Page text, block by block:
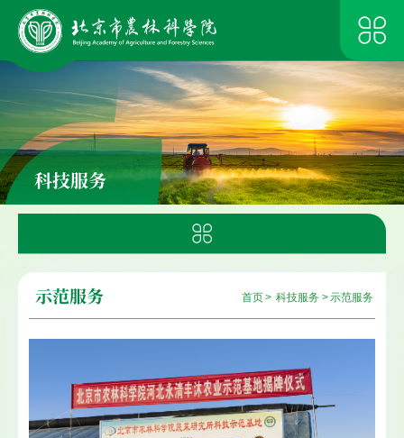
科技服务
首页> 科技服务 >示范服务
示范服务